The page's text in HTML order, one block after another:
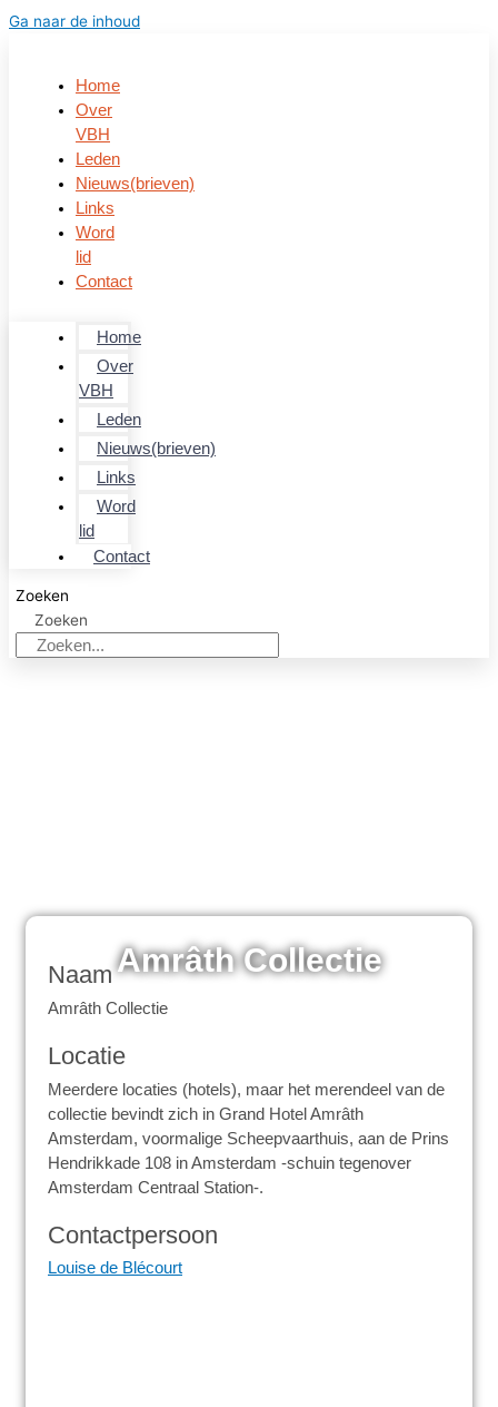
Ga naar de inhoud
Home
Over
VBH
Leden
Nieuws(brieven)
Links
Word
lid
Contact
Home
Over
VBH
Leden
Nieuws(brieven)
Links
Word
lid
Contact
Zoeken
Zoeken
Amrâth Collectie
Naam
Amrâth Collectie
Locatie
Meerdere locaties (hotels), maar het merendeel van de
collectie bevindt zich in Grand Hotel Amrâth
Amsterdam, voormalige Scheepvaarthuis, aan de Prins
Hendrikkade 108 in Amsterdam -schuin tegenover
Amsterdam Centraal Station-.
Contactpersoon
Louise de Blécourt